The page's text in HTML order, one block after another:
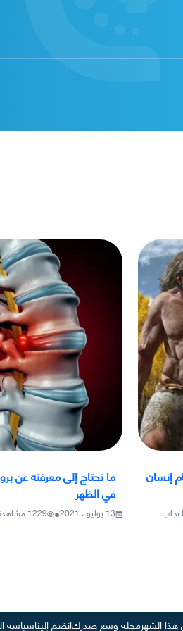
إنسان
اعجاب
ما تحتاج إلى معرفته عن
في الظهر
13 يوليو ، 2021 •
1229
هذا الشهرمجلة وسع صدركانضم إليناسياسة